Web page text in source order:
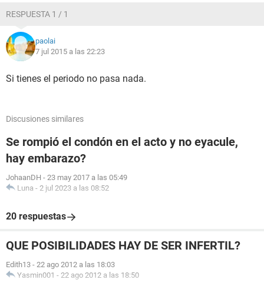
RESPUESTA 1 / 1
paolai
7 jul 2015 a las 22:23
Si tienes el periodo no pasa nada.
Discusiones similares
Se rompió el condón en el acto y no eyacule,
hay embarazo?
JohaanDH - 23 may 2017 a las 05:49
Luna - 2 jul 2023 a las 08:52
20 respuestas
QUE POSIBILIDADES HAY DE SER INFERTIL?
Edith13 - 22 ago 2012 a las 18:03
Yasmin001 - 22 ago 2012 a las 18:50